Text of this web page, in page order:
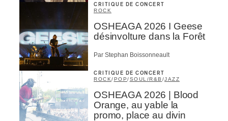
CRITIQUE DE CONCERT
ROCK
OSHEAGA 2026 I Geese
désinvolture dans la Forêt
Par Stephan Boissonneault
CRITIQUE DE CONCERT
ROCK/POP/SOUL/R&B /JAZZ
OSHEAGA 2026 | Blood
Orange, au yable la
promo, place au divin